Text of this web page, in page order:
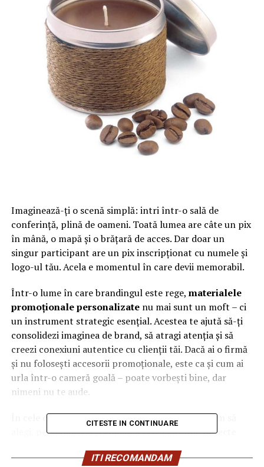
Imaginează-ți o scenă simplă: intri într-o sală de
conferință, plină de oameni. Toată lumea are câte un pix
în mână, o mapă și o brățară de acces. Dar doar un
singur participant are un pix inscripționat cu numele și
logo-ul tău. Acela e momentul în care devii memorabil.
Într-o lume în care brandingul este rege, materialele
promoționale personalizatenu mai sunt un moft – ci
un instrument strategic esențial. Acestea te ajută să-ți
consolidezi imaginea de brand, să atragi atenția și să
creezi conexiuni autentice cu clienții tăi. Dacă ai o firmă
și nu folosești accesorii promoționale, este ca și cum ai
urla într-o cameră goală – poate vorbești bine, dar
nimeni nu te aude.
În cele ce urmează, îți voi arăta – pas cu pas – cum să
alegi, personalizezi și comanzi cele mai buneobiecte
vizibilitate memorabilă, nu doar prezență.
CITESTE IN CONTINUARE
ITI RECOMANDAM